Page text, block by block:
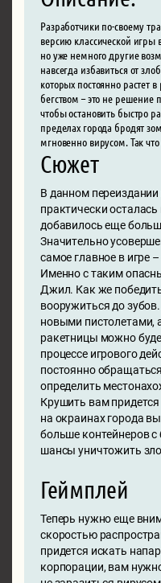
Разработчики по-своему
версию классической игры
но уже немного другие
навсегда избавиться от
которых постоянно растет
бегством – это не решение
чтобы остановить быстро
пределах города бродят
мгновенно вирусом. Так
Сюжет
В данном
практически
добавилось еще
Значительно
самое главное в игре
Именно с таким
Джил. Как же
вооружиться до
новыми пистолетами,
ракетницы можно
процессе игрового
постоянно
определить
Крушить вам
на окраинах города
больше контейнеров с
шансы уничтожить
Геймплей
Теперь нужно еще
скоростью
придется искать
корпорации, вам